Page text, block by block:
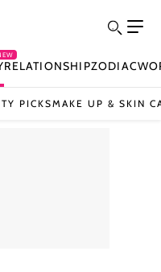
RELATIONSHIPZODIAC
PICKSMAKE UP & SKIN